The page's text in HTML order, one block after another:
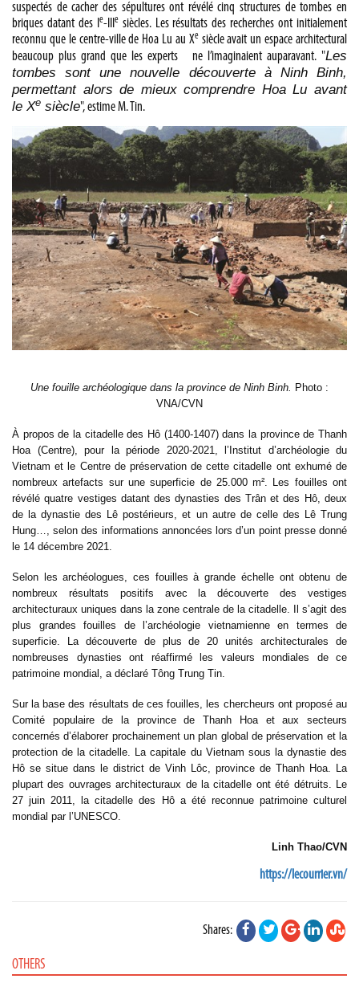
suspectés de cacher des sépultures ont révélé cinq structures de tombes en
briques datant des I e-III esiècles. Les résultats des recherches ont initialement
reconnu que le centre-ville de Hoa Lu au Xesiècle avait un espace architectural
beaucoup plus grand que les experts ne l’imaginaient auparavant. "Les
tombes sont une nouvelle découverte à Ninh Binh,
permettant alors de mieux comprendre Hoa Lu avant
le Xe siècle", estime M. Tin.
Une fouille archéologique dans la province de Ninh Binh.
Photo :
VNA/CVN
À propos de la citadelle des Hô (1400-1407) dans la province de Thanh
Hoa (Centre), pour la période 2020-2021, l’Institut d’archéologie du
Vietnam et le Centre de préservation de cette citadelle ont exhumé de
nombreux artefacts sur une superficie de 25.000 m². Les fouilles ont
révélé quatre vestiges datant des dynasties des Trân et des Hô, deux
de la dynastie des Lê postérieurs, et un autre de celle des Lê Trung
Hung…, selon des informations annoncées lors d’un point presse donné
le 14 décembre 2021.
Selon les archéologues, ces fouilles à grande échelle ont obtenu de
nombreux résultats positifs avec la découverte des vestiges
architecturaux uniques dans la zone centrale de la citadelle. Il s’agit des
plus grandes fouilles de l’archéologie vietnamienne en termes de
superficie. La découverte de plus de 20 unités architecturales de
nombreuses dynasties ont réaffirmé les valeurs mondiales de ce
patrimoine mondial, a déclaré Tông Trung Tin.
Sur la base des résultats de ces fouilles, les chercheurs ont proposé au
Comité populaire de la province de Thanh Hoa et aux secteurs
concernés d’élaborer prochainement un plan global de préservation et la
protection de la citadelle. La capitale du Vietnam sous la dynastie des
Hô se situe dans le district de Vinh Lôc, province de Thanh Hoa. La
plupart des ouvrages architecturaux de la citadelle ont été détruits. Le
27 juin 2011, la citadelle des Hô a été reconnue patrimoine culturel
mondial par l’UNESCO.
Linh Thao/CVN
https://lecourrier.vn/
Shares:
OTHERS